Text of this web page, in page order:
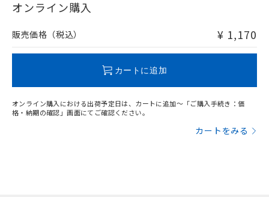
在庫等で未対応品が混在する可能性があります。
問い合わせください。
オンライン購入
販売価格（税込） ¥ 1,170
カートに追加
オンライン購入における出荷予定日は、カートに追加～「ご購入手続き：価
格・納期の確認」画面にてご確認ください。
カートをみる